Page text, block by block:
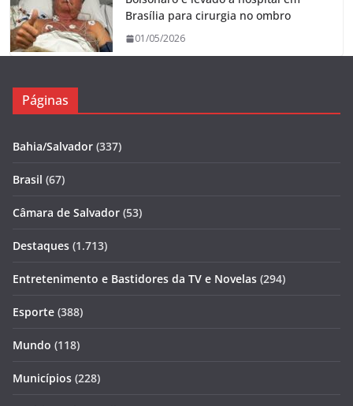
Brasília para cirurgia no ombro
01/05/2026
Páginas
Bahia/Salvador (337)
Brasil (67)
Câmara de Salvador (53)
Destaques (1.713)
Entretenimento e Bastidores da TV e Novelas (294)
Esporte (388)
Mundo (118)
Municípios (228)